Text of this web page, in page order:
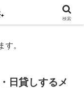
とりget🍵
す。
日貸しするメ
検索